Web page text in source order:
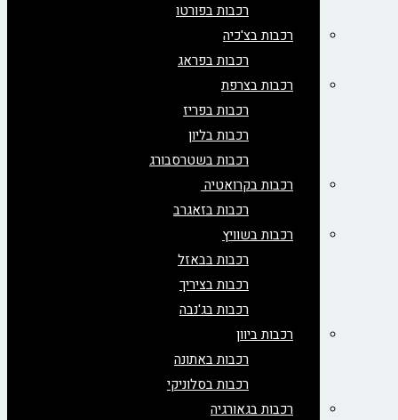
רכבות בפורטו
רכבות בצ'כיה
רכבות בפראג
רכבות בצרפת
רכבות בפריז
רכבות בליון
רכבות בשטרסבורג
רכבות בקרואטיה
רכבות בזאגרב
רכבות בשוויץ
רכבות בבאזל
רכבות בציריך
רכבות בג'נבה
רכבות ביוון
רכבות באתונה
רכבות בסלוניקי
רכבות בגאורגיה